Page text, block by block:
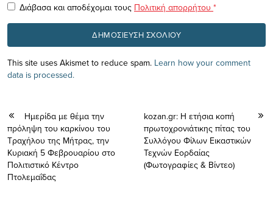
Διάβασα και αποδέχομαι τους Πολιτική απορρήτου *
This site uses Akismet to reduce spam. Learn how your comment
data is processed.
Ημερίδα με θέμα την
πρόληψη του καρκίνου του
Τραχήλου της Μήτρας, την
Κυριακή 5 Φεβρουαρίου στο
Πολιτιστικό Κέντρο
Πτολεμαΐδας
kozan.gr: Η ετήσια κοπή
πρωτοχρονιάτικης πίτας του
Συλλόγου Φίλων Εικαστικών
Τεχνών Εορδαίας
(Φωτογραφίες & Βίντεο)